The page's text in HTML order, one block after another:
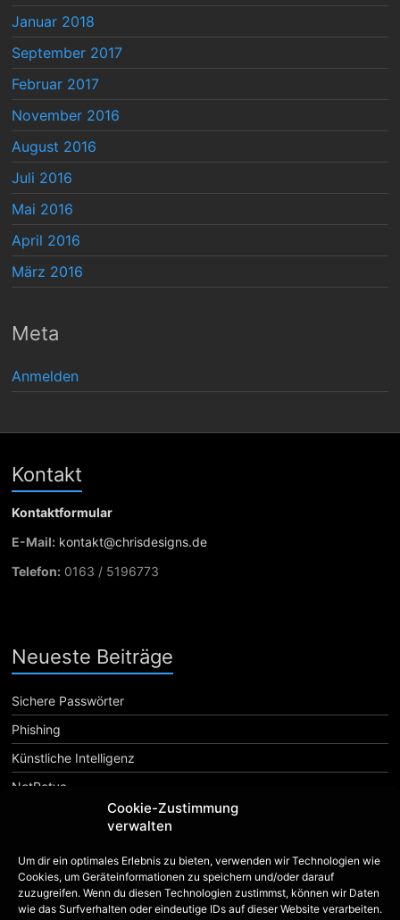
Cookie-Zustimmung
verwalten
Um dir ein optimales Erlebnis zu bieten, verwenden wir Technologien wie
Cookies, um Geräteinformationen zu speichern und/oder darauf
zuzugreifen. Wenn du diesen Technologien zustimmst, können wir Daten
wie das Surfverhalten oder eindeutige IDs auf dieser Website verarbeiten.
Januar 2018
September 2017
Februar 2017
November 2016
August 2016
Juli 2016
Mai 2016
April 2016
März 2016
Meta
Anmelden
Kontakt
Kontaktformular
E-Mail: kontakt@chrisdesigns.de
Telefon: 0163 / 5196773
Neueste Beiträge
Sichere Passwörter
Phishing
Künstliche Intelligenz
NotPetya
Android
App Shop Custom Rom Einsteiger Erweiterungen F-Droid Firefox
Hardware HTC iOS iPhone Launcher Linux lumia
Microsoft Nextcloud Oberflächen Open Source Phone Play Store
Review